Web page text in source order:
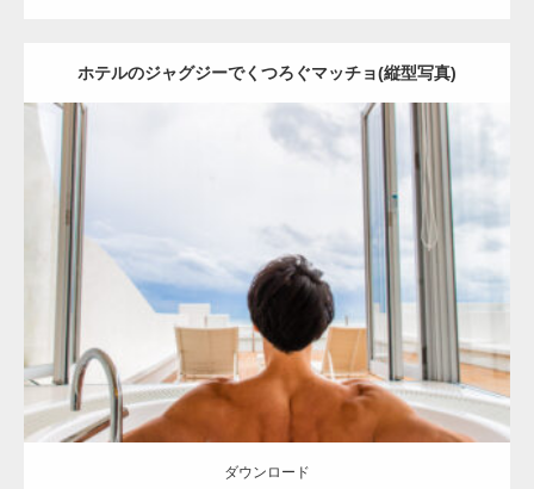
ホテルのジャグジーでくつろぐマッチョ(縦型写真)
Category: オレンジの人 AKIHITO(細マッチョ)
宗像 (福岡)
ダウンロード
ダウンロード